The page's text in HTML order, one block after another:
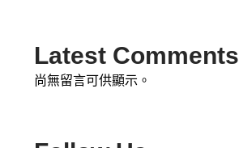
Latest Comments
尚無留言可供顯示。